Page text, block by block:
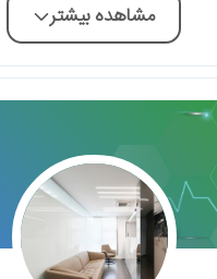
مشاهده بیشتر